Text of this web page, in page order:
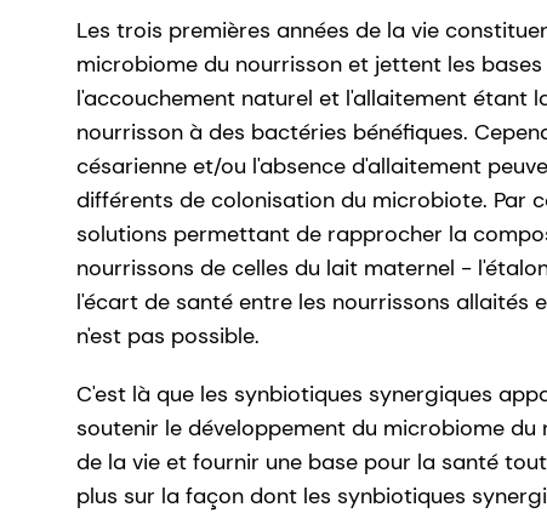
Les trois premières années de la vie
microbiome du nourrisson et jettent les
l'accouchement naturel et l'allaitement étant
nourrisson à des bactéries bénéfiques.
césarienne et/ou l'absence d'allaitement
différents de colonisation du microbiote. Par
solutions permettant de rapprocher la
nourrissons de celles du lait maternel -
l'écart de santé entre les nourrissons allaités
n'est pas possible.
C'est là que les synbiotiques synergiques
soutenir le développement du microbiome
de la vie et fournir une base pour la santé
plus sur la façon dont les synbiotiques